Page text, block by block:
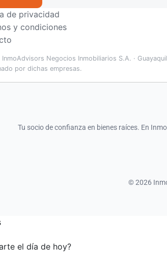
de privacidad
y condiciones
Negocios Inmobiliarios S.A. ·
por dichas empresas.
Tu socio de confianza en bienes raíces. En
© 2026
el día de hoy?